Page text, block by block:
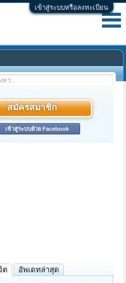
เข้าสู่ระบบหรือลงทะเบียน
สมัครสมาชิก
เข้าสู่ระบบด้วย Facebook
ต อัพเดทล่าสุด